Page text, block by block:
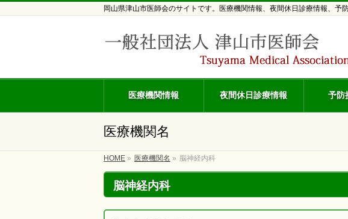
岡山県津山市医師会のサイトです。医療機関情報、夜間休日診療情報、予
医療機関情報 夜間休日診療情報 予防
医療機関名
HOME » 医療機関名 » 脳神経内科
脳神経内科